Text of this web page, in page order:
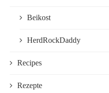
Beikost
HerdRockDaddy
Recipes
Rezepte